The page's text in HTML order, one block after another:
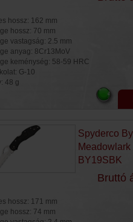
hossz: 162 mm
hossz: 70 mm
vastagság: 2.5 mm
anyag: 8Cr13MoV
keménység: 58-59 HRC
G-10
48 g
Spyderco
BY19SBK
Bruttó
hossz: 171 mm
hossz: 74 mm